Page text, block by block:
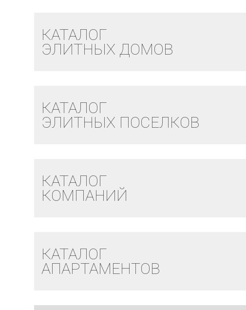
КАТАЛОГ
ЭЛИТНЫХ ДОМОВ
КАТАЛОГ
ЭЛИТНЫХ ПОСЕЛКОВ
КАТАЛОГ
КОМПАНИЙ
КАТАЛОГ
АПАРТАМЕНТОВ